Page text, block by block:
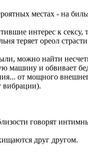
местах - на
интерес к
теряет ореол
можно найти
и обвивает
от мощного
вибрации).
говорят
друг другом.